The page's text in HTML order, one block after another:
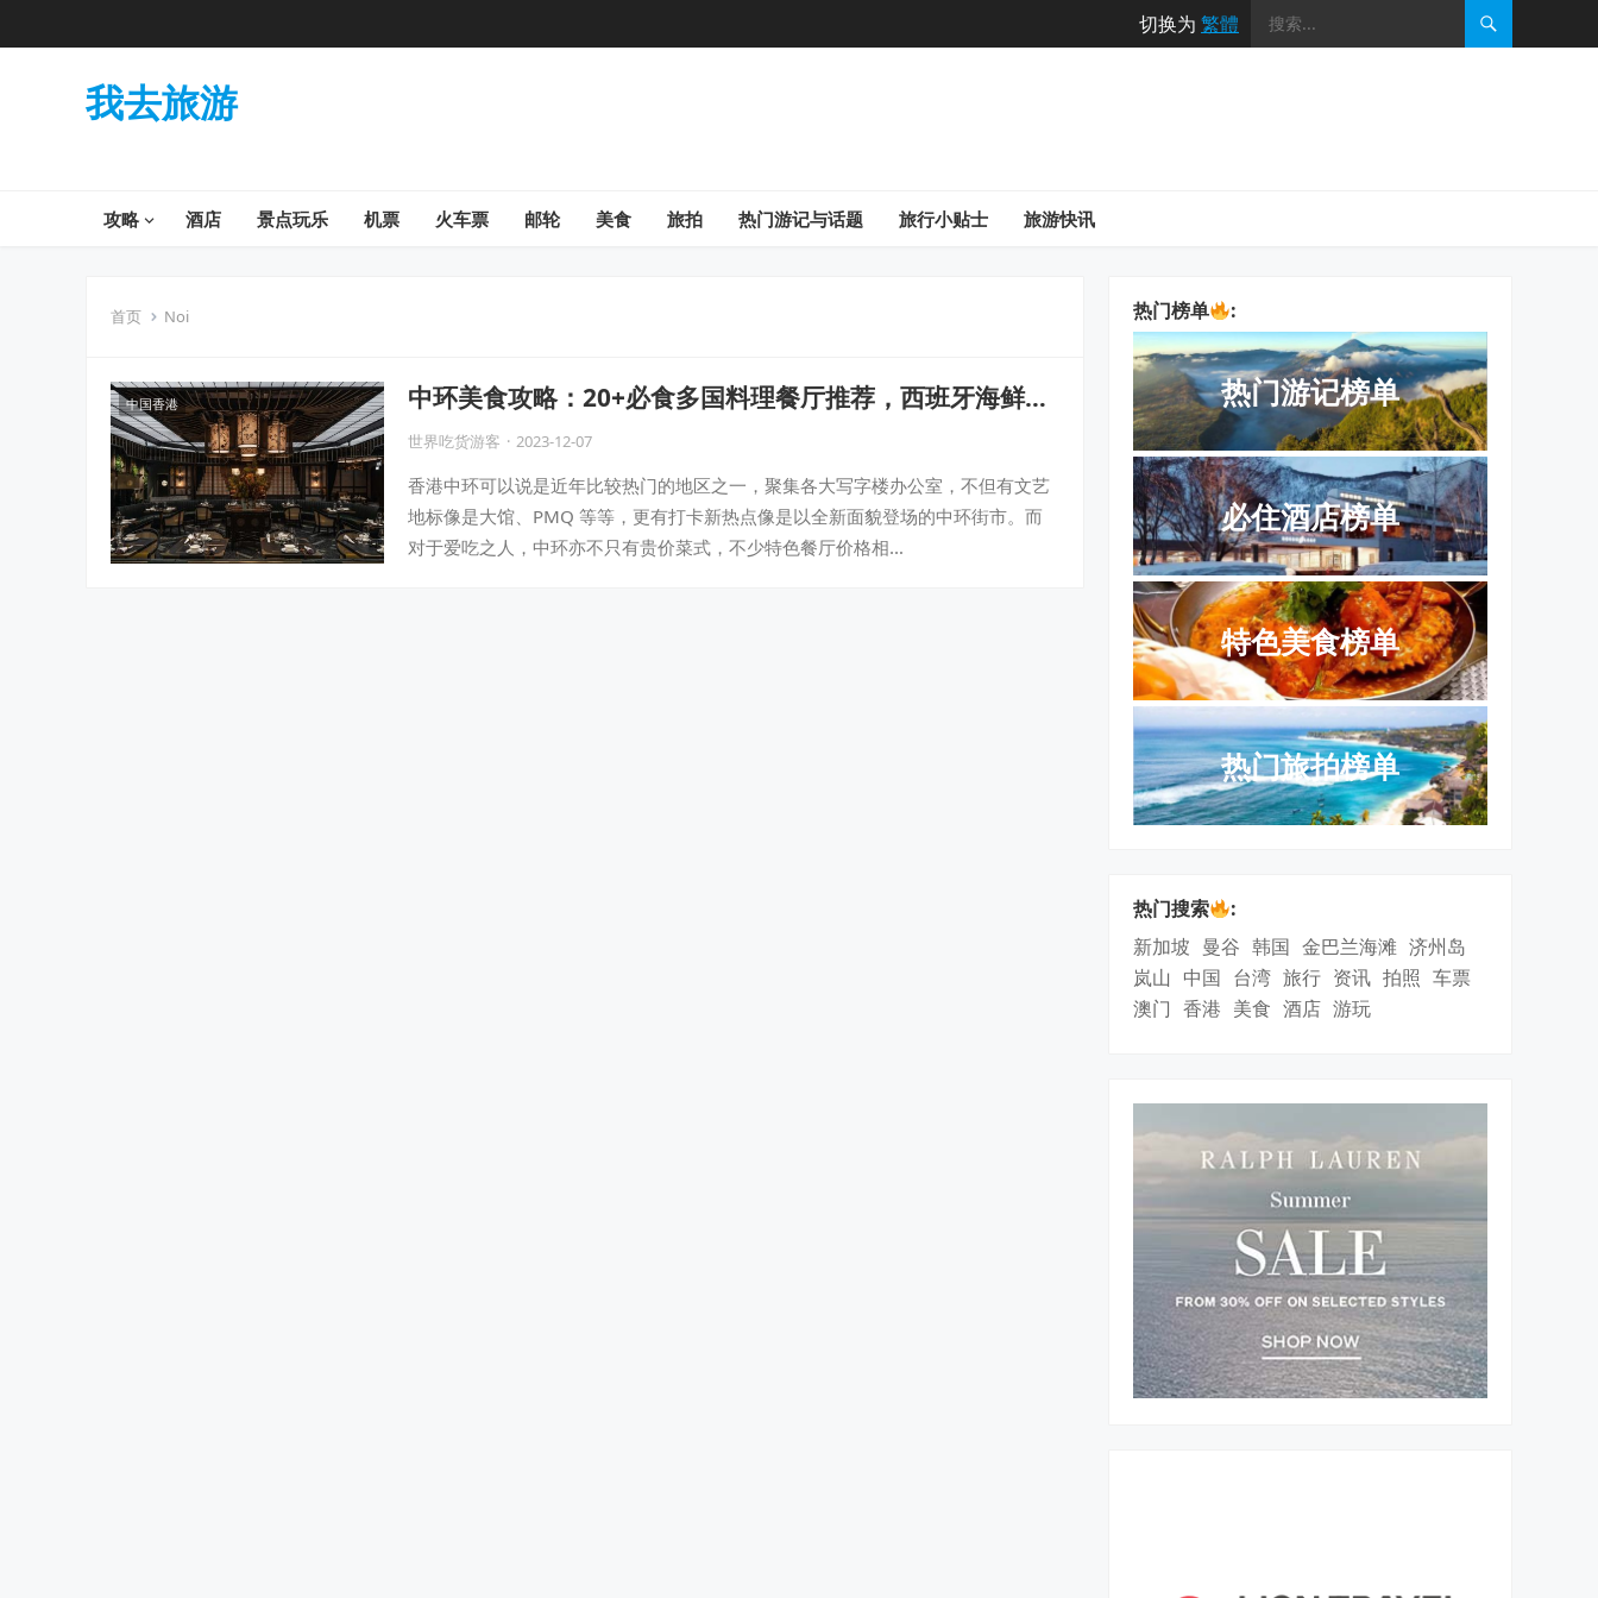
切换为 繁體
我去旅游
攻略 酒店 景点玩乐 机票 火车票 邮轮 美食 旅拍 热门游记与话题 旅行小贴士 旅游快讯
首页 Noi
中国香港
中环美食攻略：20+必食多国料理餐厅推荐，西班牙海鲜
饭、日式居酒屋等，香港味蕾盛宴！
世界吃货游客 · 2023-12-07
香港中环可以说是近年比较热门的地区之一，聚集各大写字楼办公室，不但有文艺
地标像是大馆、PMQ 等等，更有打卡新热点像是以全新面貌登场的中环街市。而
对于爱吃之人，中环亦不只有贵价菜式，不少特色餐厅价格相…
热门榜单 :
热门游记榜单
必住酒店榜单
特色美食榜单
热门旅拍榜单
热门搜索
:
新加坡 曼谷 韩国 金巴兰海滩 济州岛
岚山 中国 台湾 旅行 资讯 拍照 车票
澳门 香港 美食 酒店 游玩